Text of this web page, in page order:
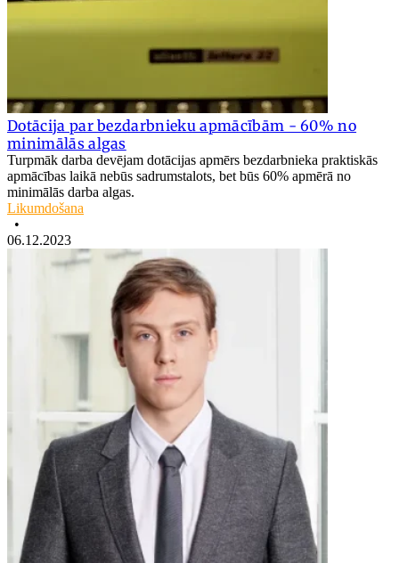
Dotācija par bezdarbnieku apmācībām - 60% no
minimālās algas
Turpmāk darba devējam dotācijas apmērs bezdarbnieka praktiskās
apmācības laikā nebūs sadrumstalots, bet būs 60% apmērā no
minimālās darba algas.
Likumdošana
•
06.12.2023